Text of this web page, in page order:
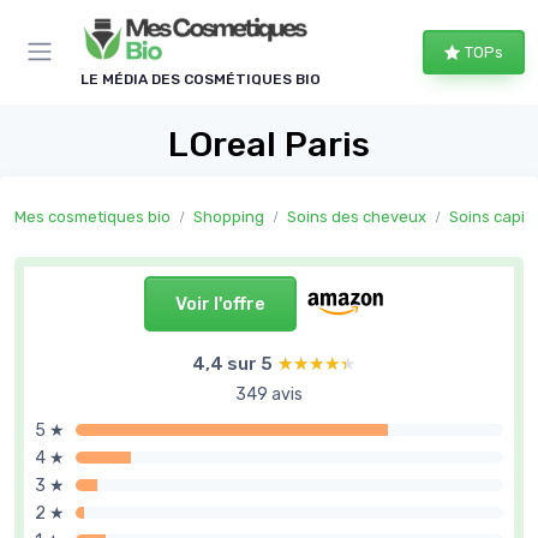
LE MÉDIA DES COSMÉTIQUES BIO
TOPs
LOreal Paris
Mes cosmetiques bio Shopping Soins des cheveux Soins
Voir l'offre
4,4 sur 5 ★★★★★
★★★★★
349 avis
5 ★
4 ★
3 ★
2 ★
Panneau de gestion des cookies